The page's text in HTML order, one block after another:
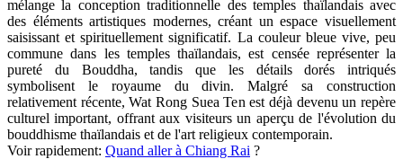
mélange la conception traditionnelle des temples thaïlandais avec
des éléments artistiques modernes, créant un espace visuellement
saisissant et spirituellement significatif. La couleur bleue vive, peu
commune dans les temples thaïlandais, est censée représenter la
pureté du Bouddha, tandis que les détails dorés intriqués
symbolisent le royaume du divin. Malgré sa construction
relativement récente, Wat Rong Suea Ten est déjà devenu un repère
culturel important, offrant aux visiteurs un aperçu de l'évolution du
bouddhisme thaïlandais et de l'art religieux contemporain.
Voir rapidement: Quand aller à Chiang Rai ?